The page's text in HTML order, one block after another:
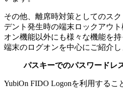
その他、離席時対策としてのス
デント発生時の端末ロックアウ
オン機能以外にも様々な機能を
端末のログオンを中心にご紹介し
パスキーでのパスワードレ
YubiOn FIDO Logonを利用するこ